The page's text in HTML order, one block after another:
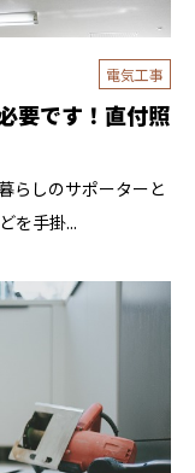
電気工事
要です！直付照
らしのサポーターと
を手掛...